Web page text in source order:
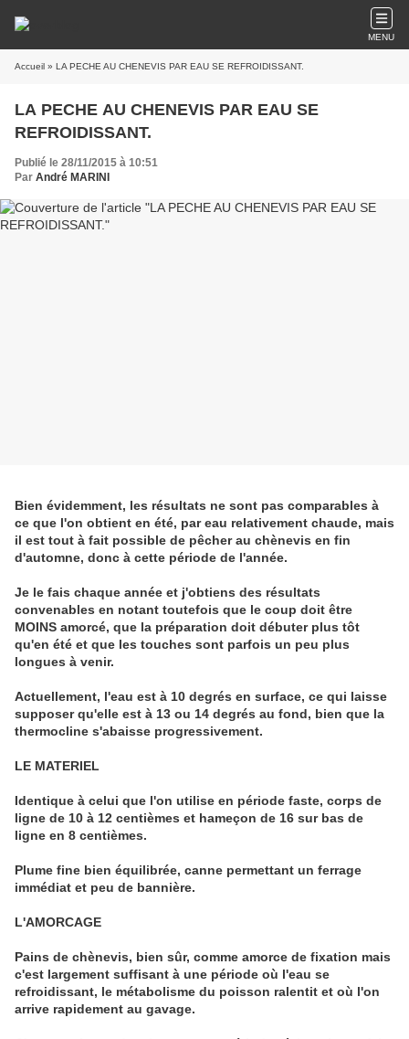
MENU
Accueil » LA PECHE AU CHENEVIS PAR EAU SE REFROIDISSANT.
LA PECHE AU CHENEVIS PAR EAU SE
REFROIDISSANT.
Publié le 28/11/2015 à 10:51
Par André MARINI
Bien évidemment, les résultats ne sont pas comparables à
ce que l'on obtient en été, par eau relativement chaude, mais
il est tout à fait possible de pêcher au chènevis en fin
d'automne, donc à cette période de l'année.
Je le fais chaque année et j'obtiens des résultats
convenables en notant toutefois que le coup doit être
MOINS amorcé, que la préparation doit débuter plus tôt
qu'en été et que les touches sont parfois un peu plus
longues à venir.
Actuellement, l'eau est à 10 degrés en surface, ce qui laisse
supposer qu'elle est à 13 ou 14 degrés au fond, bien que la
thermocline s'abaisse progressivement.
LE MATERIEL
Identique à celui que l'on utilise en période faste, corps de
ligne de 10 à 12 centièmes et hameçon de 16 sur bas de
ligne en 8 centièmes.
Plume fine bien équilibrée, canne permettant un ferrage
immédiat et peu de bannière.
L'AMORCAGE
Pains de chènevis, bien sûr, comme amorce de fixation mais
c'est largement suffisant à une période où l'eau se
refroidissant, le métabolisme du poisson ralentit et où l'on
arrive rapidement au gavage.